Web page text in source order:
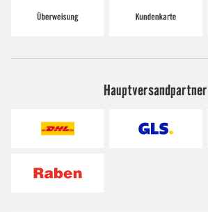
Hauptversandpartner